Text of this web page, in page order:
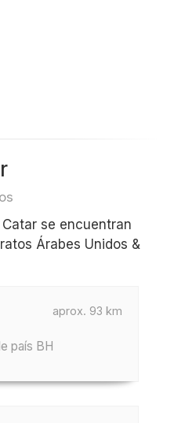
se encuentran
Árabes Unidos &
aprox. 93 km
país BH